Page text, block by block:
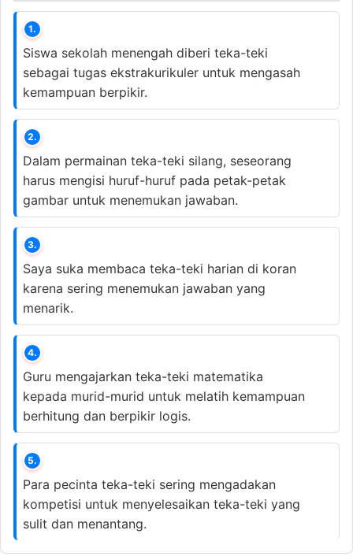
1.
Siswa sekolah menengah diberi teka-teki
sebagai tugas ekstrakurikuler untuk mengasah
kemampuan berpikir.
2.
Dalam permainan teka-teki silang, seseorang
harus mengisi huruf-huruf pada petak-petak
gambar untuk menemukan jawaban.
3.
Saya suka membaca teka-teki harian di koran
karena sering menemukan jawaban yang
menarik.
4.
Guru mengajarkan teka-teki matematika
kepada murid-murid untuk melatih kemampuan
berhitung dan berpikir logis.
5.
Para pecinta teka-teki sering mengadakan
kompetisi untuk menyelesaikan teka-teki yang
sulit dan menantang.